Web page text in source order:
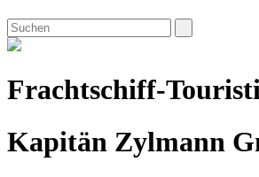
Frachtschiff-
Kapitän Zylmann